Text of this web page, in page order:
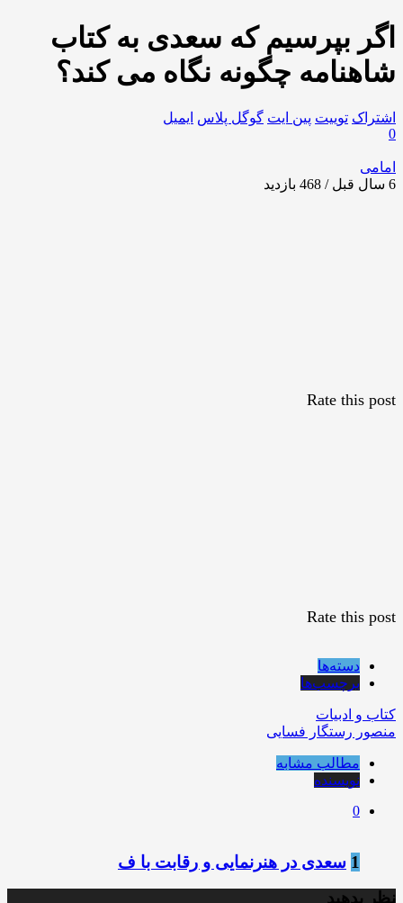
اگر بپرسيم كه سعدی به كتاب
شاهنامه چگونه نگاه می كند؟
اشتراک توییت پین ایت گوگل‌ پلاس ایمیل
0
امامی
6 سال قبل / 468
بازدید
Rate this post
Rate this post
دسته‌ها
برچسب‌ها
کتاب و ادبیات
منصور رستگار فسایی
مطالب مشابه
نویسنده
0
1 سعدی در هنرنمايی و رقابت با ف
نظر بدهید